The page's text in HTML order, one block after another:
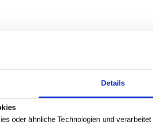
Details
oder ähnliche Technologien und